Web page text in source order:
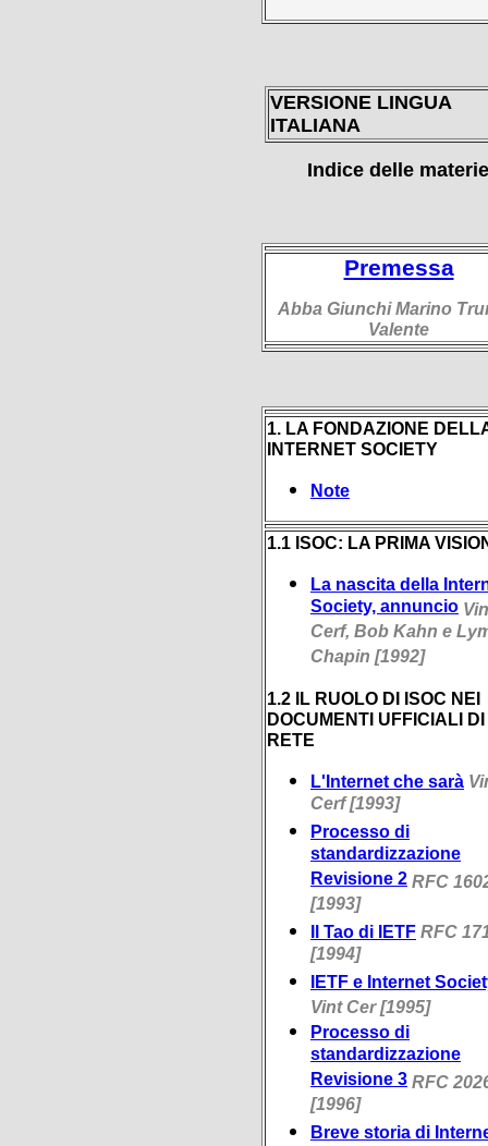
VERSIONE LINGUA
ITALIANA
Indice delle materie
Premessa
Abba Giunchi Marino
Valente
1. LA FONDAZIONE
INTERNET SOCIETY
Note
1.1 ISOC: LA PRIMA
La nascita della
Society, annuncio
Cerf, Bob Kahn e
Chapin [1992]
1.2 IL RUOLO DI ISOC NEI
DOCUMENTI UFFICIALI DI
RETE
L'Internet che sarà
Cerf [1993]
Processo di
standardizzazione
Revisione 2 RFC
[1993]
Il Tao di IETF RFC
[1994]
IETF e Internet
Vint Cer [1995]
Processo di
standardizzazione
Revisione 3 RFC
[1996]
Breve storia di